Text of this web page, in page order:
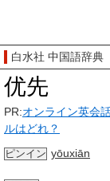
白水社 中国語辞典
优先
PR:オンライン英会
ルはどれ？
ピンイン yōuxiān